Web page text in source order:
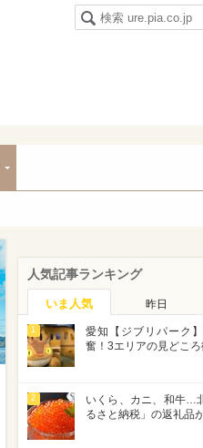
人気記事ランキング
いま人気 昨日
1
愛知【ジブリパーク
奮！3エリアの見どこ
2
いくら、カニ、和牛…
るさと納税」の返礼品